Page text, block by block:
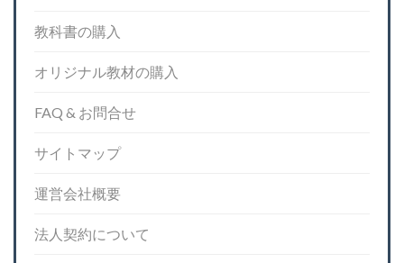
教科書の購入
オリジナル教材の購入
FAQ & お問合せ
サイトマップ
運営会社概要
法人契約について